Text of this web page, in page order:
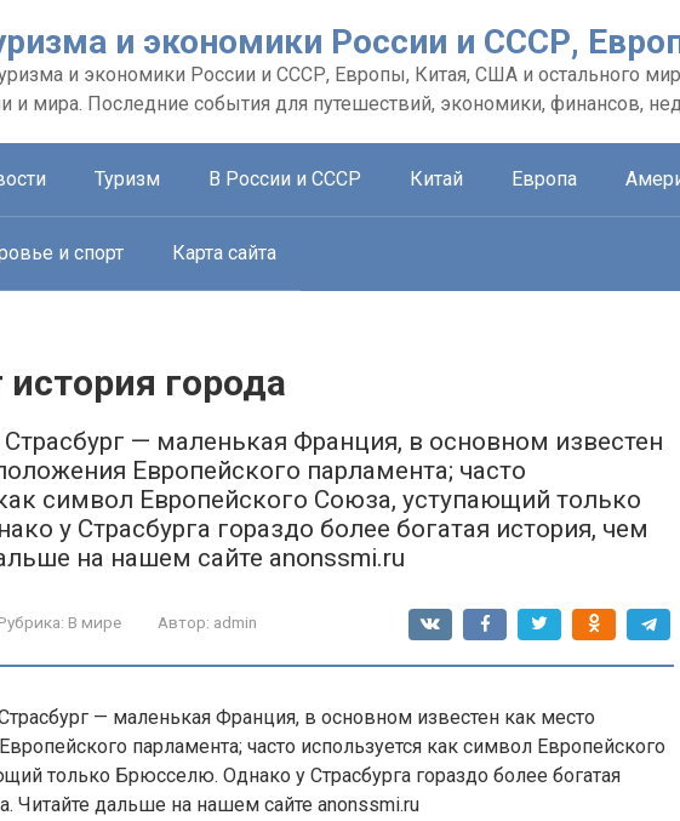
и экономики России и СССР,
и экономики России и СССР, Европы, Китая, США и остального
и мира. Последние события для путешествий, экономики, финансов,
Туризм В России и СССР Китай Европа
и спорт Карта сайта
история города
— маленькая Франция, в основном известен
Европейского парламента; часто
символ Европейского Союза, уступающий только
у Страсбурга гораздо более богатая история, чем
на нашем сайте anonssmi.ru
В мире Автор: admin
— маленькая Франция, в основном известен как место
парламента; часто используется как символ Европейского
только Брюсселю. Однако у Страсбурга гораздо более богатая
Читайте дальше на нашем сайте anonssmi.ru